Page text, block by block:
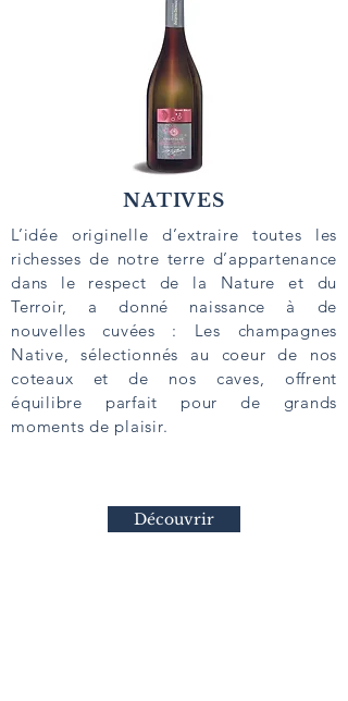
NATIVES
L’idée originelle d’extraire toutes les
richesses de notre terre d’appartenance
dans le respect de la Nature et du
Terroir, a donné naissance à de
nouvelles cuvées : Les champagnes
Native, sélectionnés au coeur de nos
coteaux et de nos caves, offrent
équilibre parfait pour de grands
moments de plaisir.
Découvrir